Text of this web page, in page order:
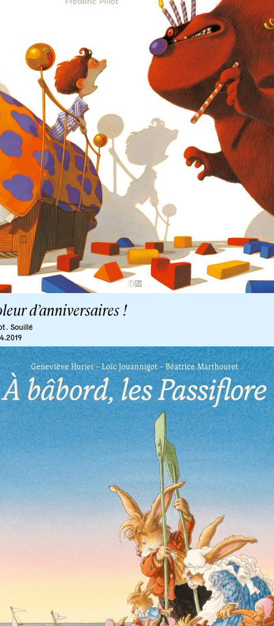
d’anniversaires !
.
Souillé